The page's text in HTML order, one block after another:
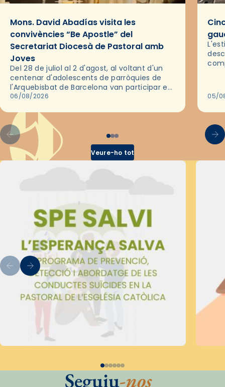
Mons. David Abadías visita les
convivències “Be Apostle” del
Secretariat Diocesà de Pastoral amb
Joves
Del 28 de juliol al 2 d'agost, al voltant d'un
centenar d'adolescents de parròquies de
l'Arquebisbat de Barcelona van participar en
les convivències Be Apostle, organitzades
06/08/2026 05/
Veure-ho tot
Seguiu-nos